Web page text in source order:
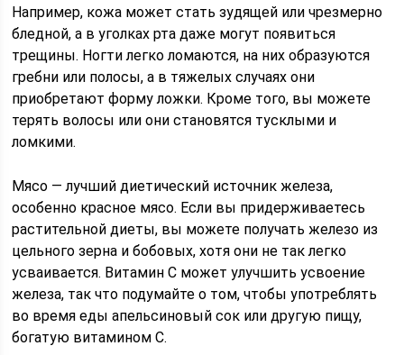
Например, кожа может стать зудящей или чрезмерно
бледной, а в уголках рта даже могут появиться
трещины. Ногти легко ломаются, на них образуются
гребни или полосы, а в тяжелых случаях они
приобретают форму ложки. Кроме того, вы можете
терять волосы или они становятся тусклыми и
ломкими.
Мясо — лучший диетический источник железа,
особенно красное мясо. Если вы придерживаетесь
растительной диеты, вы можете получать железо из
цельного зерна и бобовых, хотя они не так легко
усваивается. Витамин С может улучшить усвоение
железа, так что подумайте о том, чтобы употреблять
во время еды апельсиновый сок или другую пищу,
богатую витамином С.